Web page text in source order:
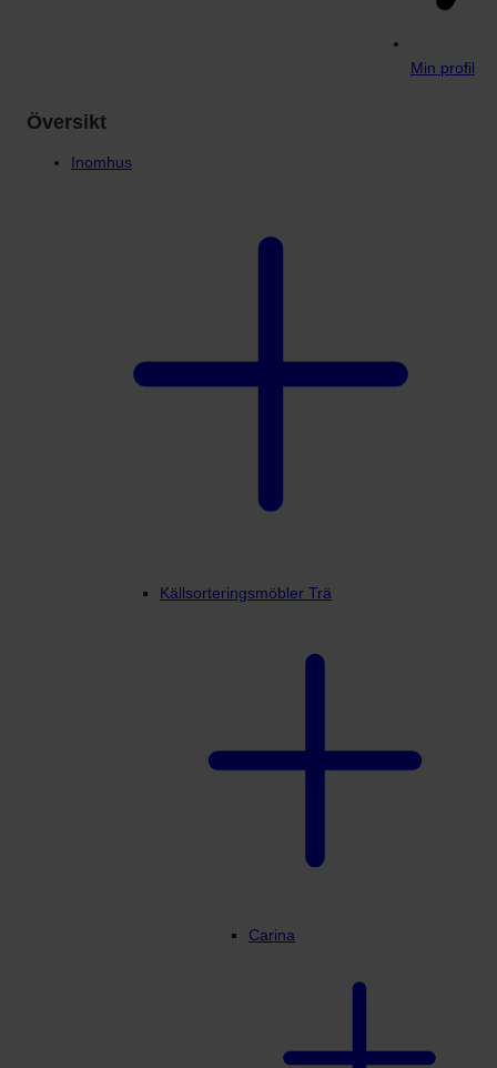
Min profil
Översikt
Inomhus
Källsorteringsmöbler Trä
Carina